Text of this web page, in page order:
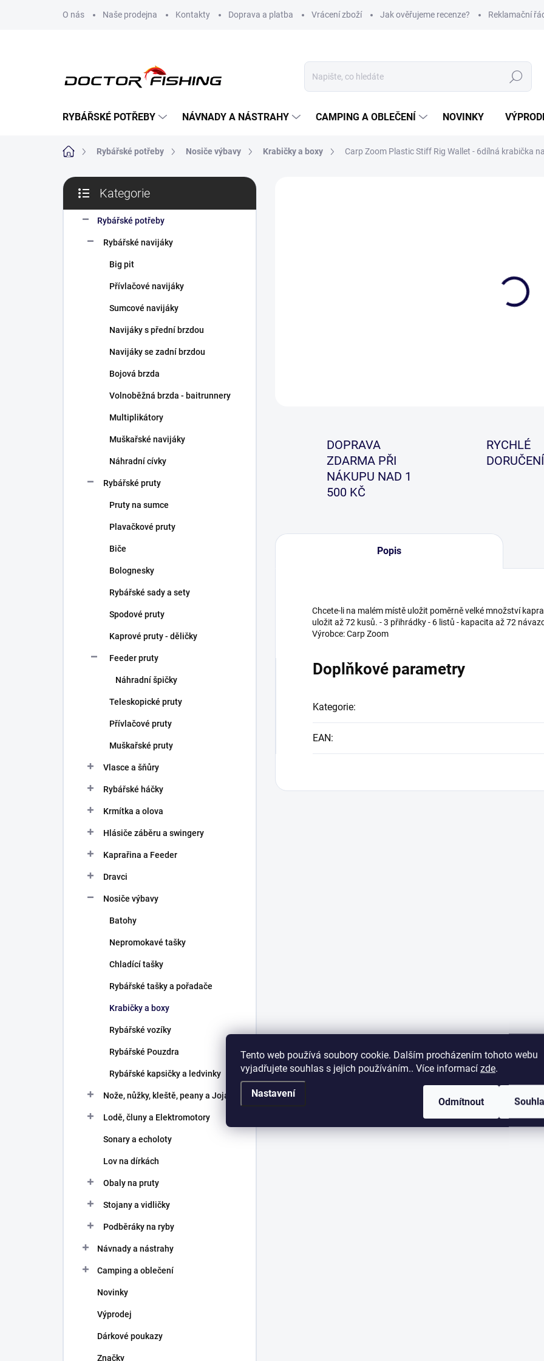
Tento web používá soubory cookie. Dalším procházením tohoto webu
vyjadřujete souhlas s jejich používáním.. Více informací zde.
Nastavení
Odmítnout
O nás Naše prodejna Kontakty Doprava a platba Vrácení zboží Jak ověřujeme recenze? Reklamační
Hledat
RYBÁŘSKÉ POTŘEBY NÁVNADY A NÁSTRAHY CAMPING A OBLEČENÍ NOVINKY
Domů Rybářské potřeby Nosiče výbavy Krabičky a boxy Carp Zoom Plastic Stiff Rig Wallet - 6dílná krabička
P
s
kategorie
Kategorie
Rybářské potřeby
Rybářské navijáky
Big pit
Přívlačové navijáky
Sumcové navijáky
Navijáky s přední brzdou
Navijáky se zadní brzdou
Bojová brzda
Volnoběžná brzda - baitrunnery
Multiplikátory
Muškařské navijáky
Náhradní cívky
Rybářské pruty
Pruty na sumce
Plavačkové pruty
Biče
Bolognesky
Rybářské sady a sety
Spodové pruty
Kaprové pruty - děličky
Feeder pruty
Náhradní špičky
Teleskopické pruty
Přívlačové pruty
Muškařské pruty
Vlasce a šňůry
Rybářské háčky
Krmítka a olova
Hlásiče záběru a swingery
Kaprařina a Feeder
Dravci
Nosiče výbavy
Batohy
Nepromokavé tašky
Chladící tašky
Rybářské tašky a pořadače
Krabičky a boxy
Rybářské vozíky
Rybářské Pouzdra
Rybářské kapsičky a ledvinky
Nože, nůžky, kleště, peany a Joja
Lodě, čluny a Elektromotory
Sonary a echoloty
Lov na dírkách
Obaly na pruty
Stojany a vidličky
Podběráky na ryby
Návnady a nástrahy
Camping a oblečení
Novinky
Výprodej
Dárkové poukazy
Značky
DOPRAVA
ZDARMA PŘI
NÁKUPU NAD 1
500 KČ
RYCHLÉ
DORUČENÍ
Popis
Chcete-li na malém místě uložit poměrně velké množství
uložit až 72 kusů. - 3 přihrádky - 6 listů - kapacita až 72
Výrobce: Carp Zoom
Doplňkové parametry
Kategorie:
EAN: